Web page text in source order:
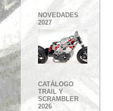
NOVEDADES
2027
CATÁLOGO
TRAIL Y
SCRAMBLER
2026